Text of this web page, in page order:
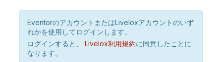
EventorのアカウントまたはLiveloxアカウントのいず
れかを使用してログインします。
ログインすると、
Livelox利用規約に同意したことに
なります。